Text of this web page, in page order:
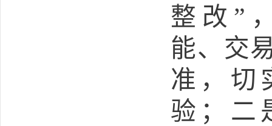
整改”
能、交
准，切
验；二